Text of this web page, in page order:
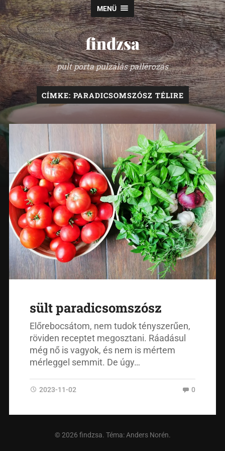
MENÜ
findzsa
pult porta pulzálás pallérozás
CÍMKE: PARADICSOMSZÓSZ TÉLIRE
sült paradicsomszósz
Előrebocsátom, nem tudok tényszerűen,
röviden receptet megosztani. Ráadásul
még nő is vagyok, és nem is mértem
mérleggel semmit. De úgy…
2023-11-02 0
© 2026 findzsa. Téma:Anders Norén.